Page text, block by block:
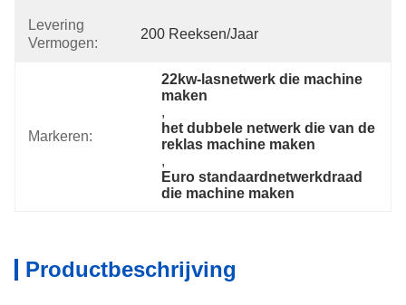
Levering
Vermogen:
200 Reeksen/jaar
Markeren:
22kw-lasnetwerk die machine
maken
,
het dubbele netwerk die van de
reklas machine maken
,
Euro standaardnetwerkdraad
die machine maken
Productbeschrijving